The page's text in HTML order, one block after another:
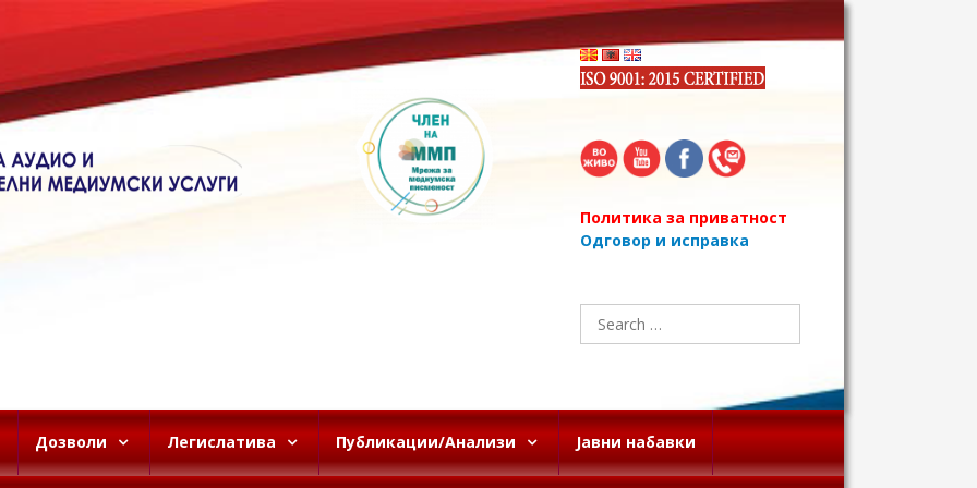
Политика за приватност
Одговор и исправка
Search
for:
Дозволи Легислатива Публикации/Анализи Јавни набавки